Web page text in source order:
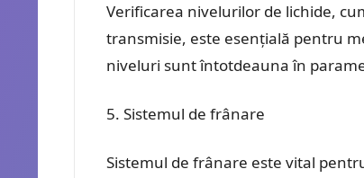
Verificarea nivelurilor de lichide,
transmisie, este esențială pentru
niveluri sunt întotdeauna în
Sistemul de frânare
Sistemul de frânare este vital